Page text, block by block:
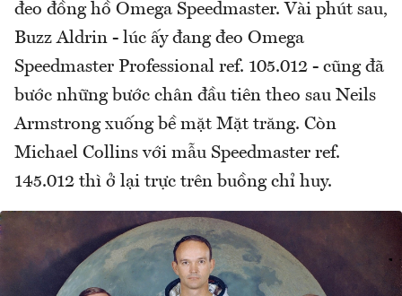
đeo đồng hồ Omega Speedmaster. Vài phút sau,
Buzz Aldrin - lúc ấy đang đeo Omega
Speedmaster Professional ref. 105.012 - cũng đã
bước những bước chân đầu tiên theo sau Neils
Armstrong xuống bề mặt Mặt trăng. Còn
Michael Collins với mẫu Speedmaster ref.
145.012 thì ở lại trực trên buồng chỉ huy.